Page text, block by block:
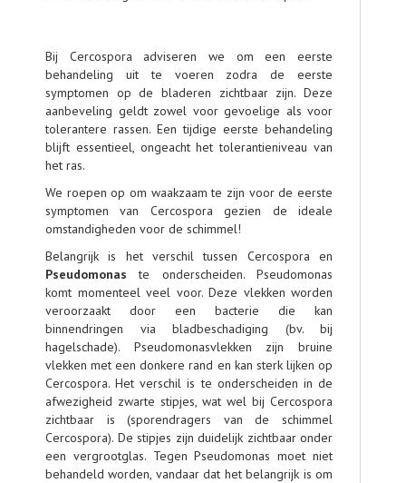
Bij Cercospora adviseren we om een eerste
behandeling uit te voeren zodra de eerste
symptomen op de bladeren zichtbaar zijn. Deze
aanbeveling geldt zowel voor gevoelige als voor
tolerantere rassen. Een tijdige eerste behandeling
blijft essentieel, ongeacht het tolerantieniveau van
het ras.
We roepen op om waakzaam te zijn voor de eerste
symptomen van Cercospora gezien de ideale
omstandigheden voor de schimmel!
Belangrijk is het verschil tussen Cercospora en
Pseudomonas te onderscheiden. Pseudomonas
komt momenteel veel voor. Deze vlekken worden
veroorzaakt door een bacterie die kan
binnendringen via bladbeschadiging (bv. bij
hagelschade). Pseudomonasvlekken zijn bruine
vlekken met een donkere rand en kan sterk lijken op
Cercospora. Het verschil is te onderscheiden in de
afwezigheid zwarte stipjes, wat wel bij Cercospora
zichtbaar is (sporendragers van de schimmel
Cercospora). De stipjes zijn duidelijk zichtbaar onder
een vergrootglas. Tegen Pseudomonas moet niet
behandeld worden, vandaar dat het belangrijk is om